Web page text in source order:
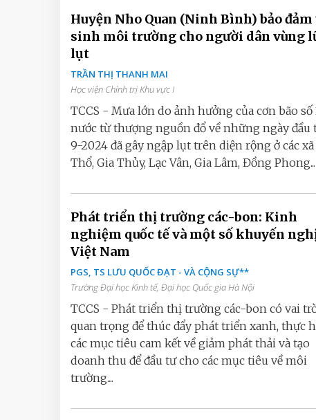
Huyện Nho Quan (Ninh Bình) bảo đảm
sinh môi trường cho người dân vùng lũ,
lụt
TRẦN THỊ THANH MAI
Học viện Chính trị Khu vực I
TCCS - Mưa lớn do ảnh hưởng của cơn bão số
nước từ thượng nguồn đổ về những ngày đầu
9-2024 đã gây ngập lụt trên diện rộng ở các
Thổ, Gia Thủy, Lạc Vân, Gia Lâm, Đồng Phong...
Phát triển thị trường các-bon: Kinh
nghiệm quốc tế và một số khuyến
Việt Nam
PGS, TS LƯU QUỐC ĐẠT - VÀ CỘNG SỰ**
Trường Đại học Kinh tế, Đại học Quốc gia Hà Nội
TCCS - Phát triển thị trường các-bon có vai
quan trọng để thúc đẩy phát triển xanh, thực
các mục tiêu cam kết về giảm phát thải và tạo
doanh thu để đầu tư cho các mục tiêu về môi
trường....